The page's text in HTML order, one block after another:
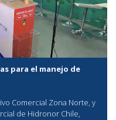
para el manejo de
Comercial Zona Norte, y
de Hidronor Chile,